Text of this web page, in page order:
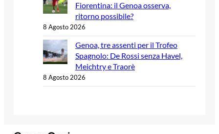
Fiorentina: il Genoa osserva,
ritorno possibile?
8 Agosto 2026
Genoa, tre assenti per il Trofeo
Spagnolo: De Rossi senza Havel,
Meichtry e Traorè
8 Agosto 2026